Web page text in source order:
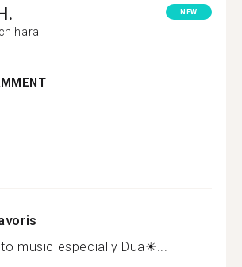
Ichihara
NEW
music especially Dua☀...